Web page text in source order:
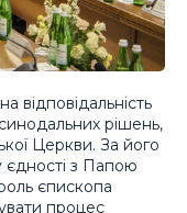
відповідальність
рішень,
Церкви. За його
єдності з Папою
єпископа
процес